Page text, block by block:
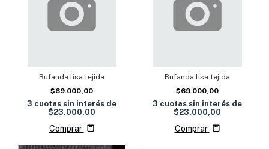
Bufanda lisa tejida
$69.000,00
3 cuotas sin interés de
$23.000,00
Comprar
Bufanda lisa tejida
$69.000,00
3 cuotas sin interés de
$23.000,00
Comprar